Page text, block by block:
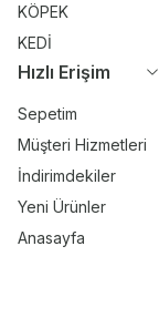
KÖPEK
KEDİ
Hızlı Erişim
Sepetim
Müşteri Hizmetleri
İndirimdekiler
Yeni Ürünler
Anasayfa